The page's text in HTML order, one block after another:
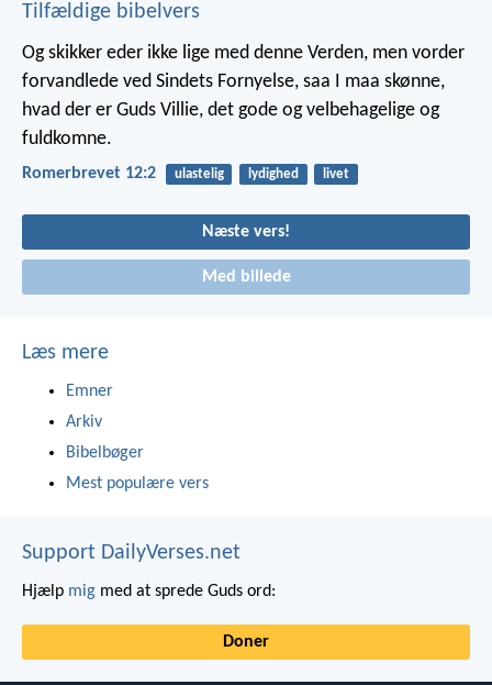
Tilfældige bibelvers
Og skikker eder ikke lige med denne Verden, men vorder
forvandlede ved Sindets Fornyelse, saa I maa skønne,
hvad der er Guds Villie, det gode og velbehagelige og
fuldkomne.
Romerbrevet 12:2 ulastelig lydighed livet
Næste vers!
Med billede
Læs mere
Emner
Arkiv
Bibelbøger
Mest populære vers
Support DailyVerses.net
Hjælp mig med at sprede Guds ord:
Doner